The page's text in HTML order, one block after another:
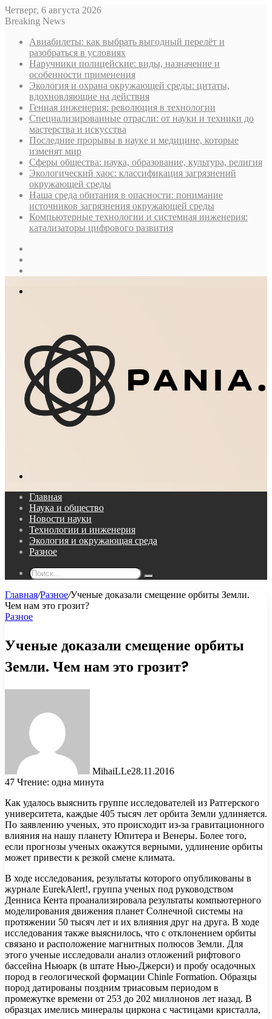
Четверг, 6 августа 2026
Breaking News
Авиабилеты: как выбрать выгодный перелёт и
разобраться в условиях
Наручники полицейские: виды, назначение и
особенности применения
Экология и охрана окружающей среды: цитаты,
вдохновляющие на действия
Генная инженерия: революция в технологии
Специализированные отрасли: от науки и техники до
мастерства и искусства
Последние прорывы в науке и медицине, которые
изменят мир
Сферы общества: наука, образование, культура, религия
Экологический хаос: классификация загрязнений
окружающей среды
Наша среда обитания в опасности: понимание
источников загрязнения окружающей среды
Компьютерные технологии и системная инженерия:
катализаторы цифрового развития
Главная
Наука и общество
Новости науки
Технологии и инженерия
Экология и окружающая среда
Разное
Поиск...
Главная/Разное/Ученые доказали смещение орбиты Земли.
Чем нам это грозит?
Разное
Ученые доказали смещение орбиты
Земли. Чем нам это грозит?
MihaiLLe28.11.2016
47 Чтение: одна минута
Как удалось выяснить группе исследователей из Ратгерского
университета, каждые 405 тысяч лет орбита Земли удлиняется.
По заявлению ученых, это происходит из-за гравитационного
влияния на нашу планету Юпитера и Венеры. Более того,
если прогнозы ученых окажутся верными, удлинение орбиты
может привести к резкой смене климата.
В ходе исследования, результаты которого опубликованы в
журнале EurekAlert!, группа ученых под руководством
Денниса Кента проанализировала результаты компьютерного
моделирования движения планет Солнечной системы на
протяжении 50 тысяч лет и их влияния друг на друга. В ходе
исследования также выяснилось, что с отклонением орбиты
связано и расположение магнитных полюсов Земли. Для
этого ученые исследовали анализ отложений рифтового
бассейна Ньюарк (в штате Нью-Джерси) и пробу осадочных
пород в геологической формации Chinle Formation. Образцы
пород датированы поздним триасовым периодом в
промежутке времени от 253 до 202 миллионов лет назад. В
образцах имелись минералы циркона с частицами кристалла,